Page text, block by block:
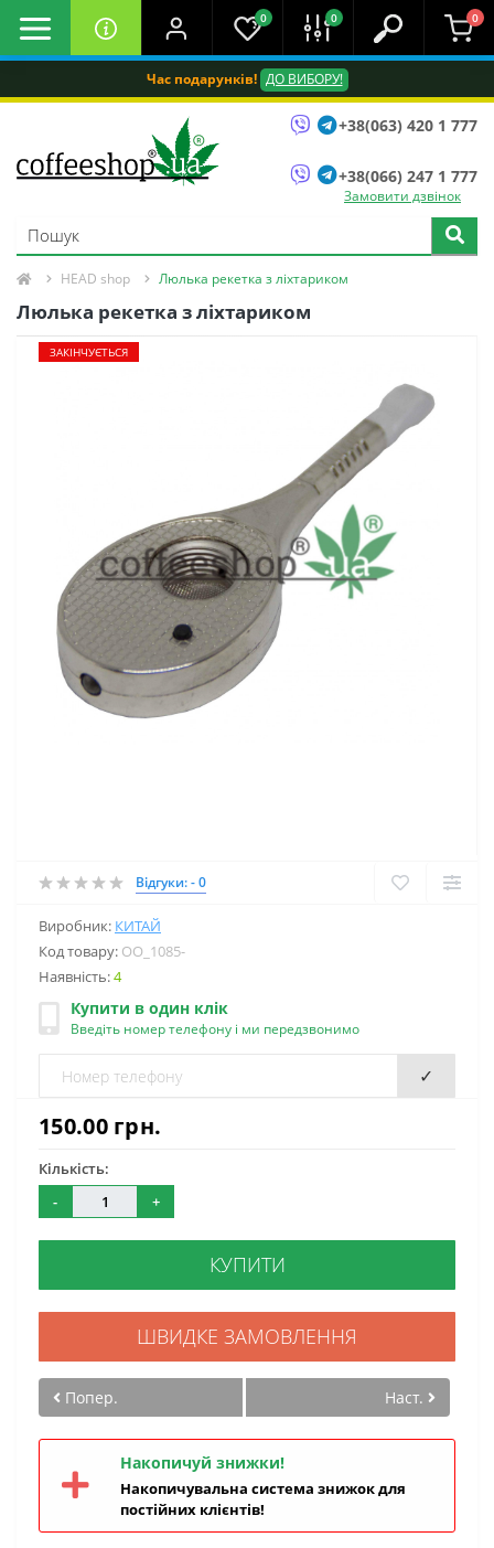
Час подарунків! ДО ВИБОРУ!
0 0 0
+38(063) 420 1 777
+38(066) 247 1 777
Замовити дзвінок
HEAD shop Люлька рекетка з ліхтариком
Люлька рекетка з ліхтариком
ЗАКІНЧУЄТЬСЯ
Відгуки: - 0
Виробник: КИТАЙ
Код товару: OO_1085-
Наявність:4
Купити в один клік
Введіть номер телефону і ми передзвонимо
✓
150.00 грн.
Кількість:
-
+
КУПИТИ
ШВИДКЕ ЗАМОВЛЕННЯ
Попер. Наст.
Накопичуй знижки!
Накопичувальна система знижок для
постійних клієнтів!